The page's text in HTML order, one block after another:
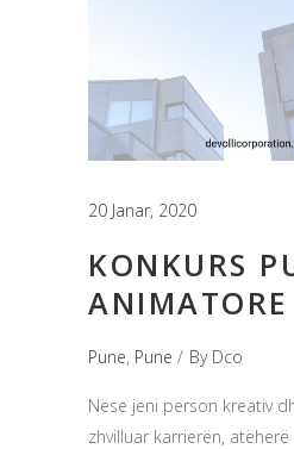
20 Janar, 2020
KONKURS
ANIMATORE
Pune, Pune By Dco
Nëse jeni person kreativ
zhvilluar karrierën,